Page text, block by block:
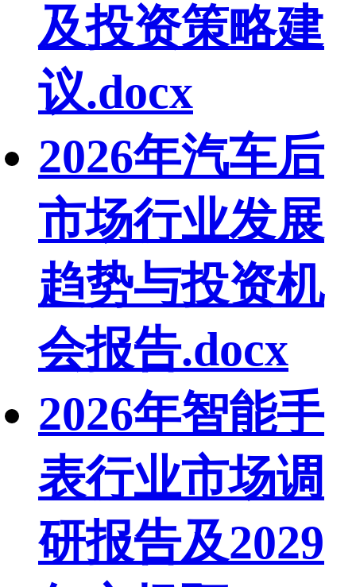
及投资策略建
议.docx
2026年汽车后
市场行业发展
趋势与投资机
会报告.docx
2026年智能手
表行业市场调
研报告及2029